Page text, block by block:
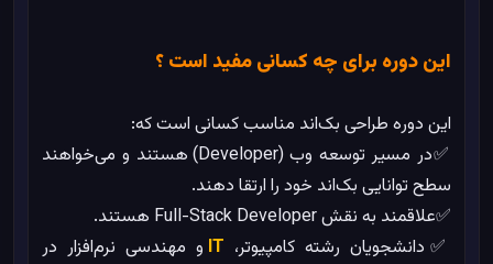
این دوره برای چه کسانی مفید است ؟
این دوره طراحی بک‌اند مناسب کسانی است که:
✅در مسیر توسعه وب (Developer) هستند و می‌خواهند
سطح توانایی بک‌اند خود را ارتقا دهند.
✅علاقمند به نقش Full-Stack Developer هستند.
✅دانشجویان رشته کامپیوتر، IT و مهندسی نرم‌افزار در